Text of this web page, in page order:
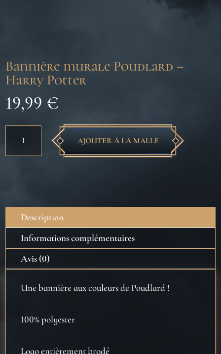
Bannière murale Poudlard –
Harry Potter
19,99 €
Bannière
Harry
Potter
AJOUTER À LA MALLE
Description
Informations complémentaires
Avis (0)
Une bannière aux couleurs de Poudlard !
100% polyester
Logo entièrement brodé